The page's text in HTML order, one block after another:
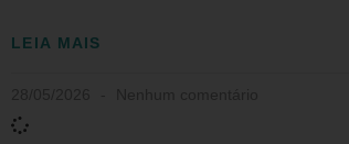
LEIA MAIS